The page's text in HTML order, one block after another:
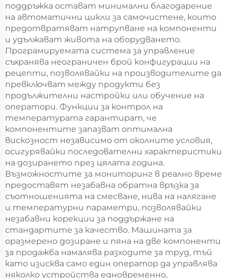
поддръжка остават минимални благодарение
на автоматични цикли за самочистене, които
предотвратяват натрупване на компоненти
и удължават живота на оборудването.
Програмируемата система за управление
съхранява неограничен брой конфигурации на
рецепти, позволявайки на производителите да
превключват между продукти без
продължителни настройки или обучение на
оператори. Функции за контрол на
температурата гарантират, че
компонентите запазват оптимална
вискозност независимо от околните условия,
осигурявайки последователни характеристики
на дозирането през цялата година.
Възможностите за мониторинг в реално време
предоставят незабавна обратна връзка за
съотношенията на смесване, нива на налягане
и температурни параметри, позволявайки
незабавни корекции за поддържане на
стандартите за качество. Машината за
оразмерено дозиране и пяна на две компоненти
за продажба намалява разходите за труд, тъй
като изисква само един оператор да управлява
няколко устройства едновременно,